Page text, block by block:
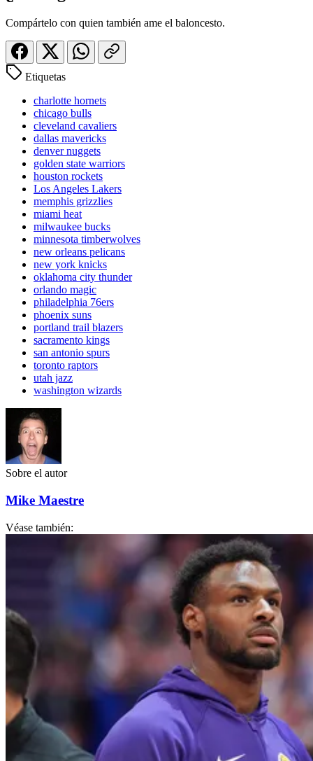
Compártelo con quien también ame el baloncesto.
Etiquetas
charlotte hornets
chicago bulls
cleveland cavaliers
dallas mavericks
denver nuggets
golden state warriors
houston rockets
Los Angeles Lakers
memphis grizzlies
miami heat
milwaukee bucks
minnesota timberwolves
new orleans pelicans
new york knicks
oklahoma city thunder
orlando magic
philadelphia 76ers
phoenix suns
portland trail blazers
sacramento kings
san antonio spurs
toronto raptors
utah jazz
washington wizards
Sobre el autor
Mike Maestre
Véase también: